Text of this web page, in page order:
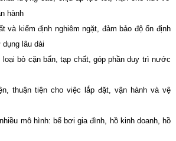
hành
và kiểm định nghiêm ngặt, đảm bảo độ ổn định
lâu dài
loại bỏ cặn bẩn, tạp chất, góp phần duy trì nước
thuận tiện cho việc lắp đặt, vận hành và vệ
mô hình: bể bơi gia đình, hồ kinh doanh, hồ